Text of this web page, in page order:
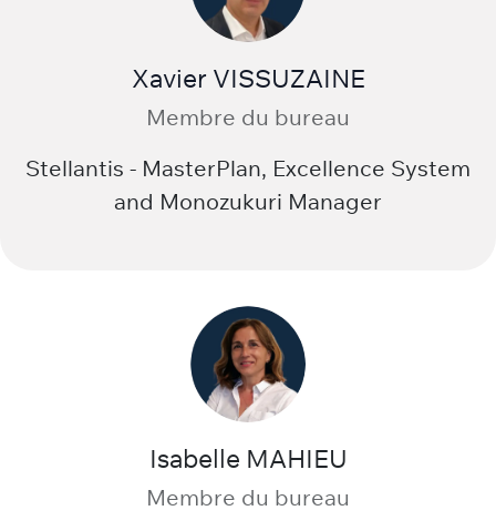
Xavier VISSUZAINE
Membre du bureau
Stellantis - MasterPlan, Excellence System
and Monozukuri Manager
Isabelle MAHIEU
Membre du bureau